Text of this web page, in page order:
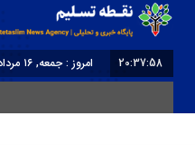
20:37:58
امروز : جمعه, ۱۶ مرداد , ۱۴۰۵